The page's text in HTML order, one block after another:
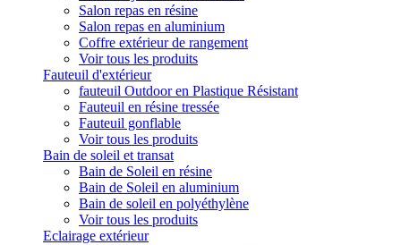
Salon repas en résine
Salon repas en aluminium
Coffre extérieur de rangement
Voir tous les produits
Fauteuil d'extérieur
fauteuil Outdoor en Plastique Résistant
Fauteuil en résine tressée
Fauteuil gonflable
Voir tous les produits
Bain de soleil et transat
Bain de Soleil en résine
Bain de Soleil en aluminium
Bain de soleil en polyéthylène
Voir tous les produits
Eclairage extérieur